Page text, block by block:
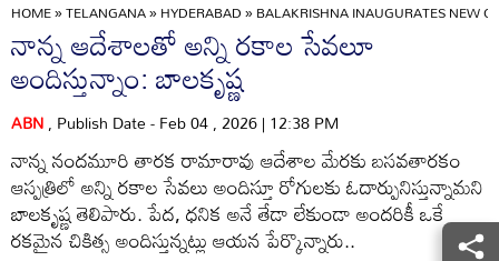
HOME»TELANGANA»HYDERABAD»BALAKRISHNA INAUGURATES NEW
నాన్న ఆదేశాలతో అన్ని రకాల సేవలూ
అందిస్తున్నాం: బాలకృష్ణ
ABN, Publish Date - Feb 04 , 2026 | 12:38 PM
నాన్న నందమూరి తారక రామారావు ఆదేశాల మేరకు బసవతారకం
ఆస్పత్రిలో అన్ని రకాల సేవలు అందిస్తూ రోగులకు ఓదార్పునిస్తున్నామని
బాలకృష్ణ తెలిపారు. పేద, ధనిక అనే తేడా లేకుండా అందరికీ ఒకే
రకమైన చికిత్స అందిస్తున్నట్లు ఆయన పేర్కొన్నారు..